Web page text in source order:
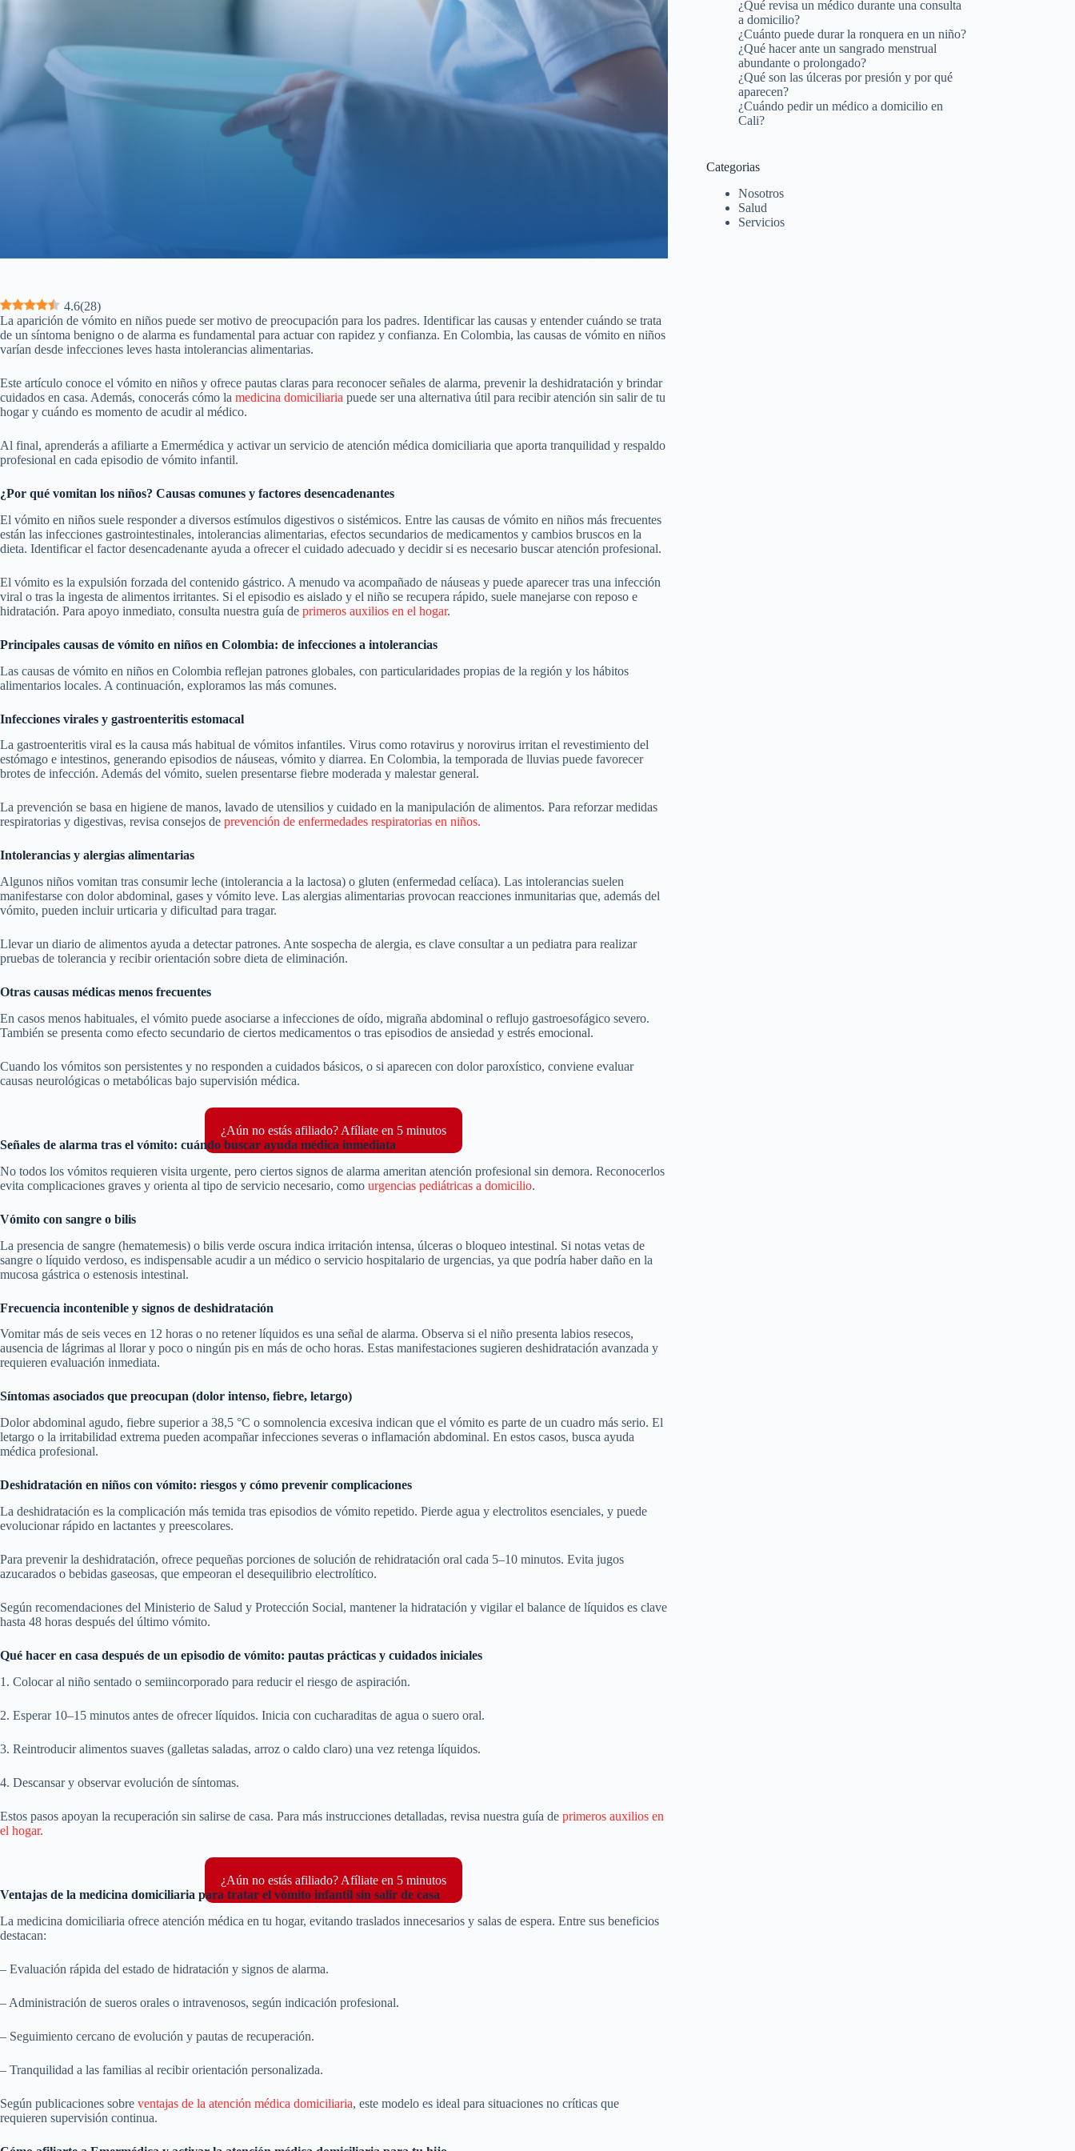
4.6(28)
La aparición de vómito en niños puede ser motivo de preocupación para los padres. Identificar las causas y entender cuándo se trata
de un síntoma benigno o de alarma es fundamental para actuar con rapidez y confianza. En Colombia, las causas de vómito en niños
varían desde infecciones leves hasta intolerancias alimentarias.
Este artículo conoce el vómito en niños y ofrece pautas claras para reconocer señales de alarma, prevenir la deshidratación y brindar
cuidados en casa. Además, conocerás cómo la medicina domiciliaria puede ser una alternativa útil para recibir atención sin salir de tu
hogar y cuándo es momento de acudir al médico.
Al final, aprenderás a afiliarte a Emermédica y activar un servicio de atención médica domiciliaria que aporta tranquilidad y respaldo
profesional en cada episodio de vómito infantil.
¿Por qué vomitan los niños? Causas comunes y factores desencadenantes
El vómito en niños suele responder a diversos estímulos digestivos o sistémicos. Entre las causas de vómito en niños más frecuentes
están las infecciones gastrointestinales, intolerancias alimentarias, efectos secundarios de medicamentos y cambios bruscos en la
dieta. Identificar el factor desencadenante ayuda a ofrecer el cuidado adecuado y decidir si es necesario buscar atención profesional.
El vómito es la expulsión forzada del contenido gástrico. A menudo va acompañado de náuseas y puede aparecer tras una infección
viral o tras la ingesta de alimentos irritantes. Si el episodio es aislado y el niño se recupera rápido, suele manejarse con reposo e
hidratación. Para apoyo inmediato, consulta nuestra guía de primeros auxilios en el hogar.
Principales causas de vómito en niños en Colombia: de infecciones a intolerancias
Las causas de vómito en niños en Colombia reflejan patrones globales, con particularidades propias de la región y los hábitos
alimentarios locales. A continuación, exploramos las más comunes.
Infecciones virales y gastroenteritis estomacal
La gastroenteritis viral es la causa más habitual de vómitos infantiles. Virus como rotavirus y norovirus irritan el revestimiento del
estómago e intestinos, generando episodios de náuseas, vómito y diarrea. En Colombia, la temporada de lluvias puede favorecer
brotes de infección. Además del vómito, suelen presentarse fiebre moderada y malestar general.
La prevención se basa en higiene de manos, lavado de utensilios y cuidado en la manipulación de alimentos. Para reforzar medidas
respiratorias y digestivas, revisa consejos de prevención de enfermedades respiratorias en niños.
Intolerancias y alergias alimentarias
Algunos niños vomitan tras consumir leche (intolerancia a la lactosa) o gluten (enfermedad celíaca). Las intolerancias suelen
manifestarse con dolor abdominal, gases y vómito leve. Las alergias alimentarias provocan reacciones inmunitarias que, además del
vómito, pueden incluir urticaria y dificultad para tragar.
Llevar un diario de alimentos ayuda a detectar patrones. Ante sospecha de alergia, es clave consultar a un pediatra para realizar
pruebas de tolerancia y recibir orientación sobre dieta de eliminación.
Otras causas médicas menos frecuentes
En casos menos habituales, el vómito puede asociarse a infecciones de oído, migraña abdominal o reflujo gastroesofágico severo.
También se presenta como efecto secundario de ciertos medicamentos o tras episodios de ansiedad y estrés emocional.
Cuando los vómitos son persistentes y no responden a cuidados básicos, o si aparecen con dolor paroxístico, conviene evaluar
causas neurológicas o metabólicas bajo supervisión médica.
¿Aún no estás afiliado? Afíliate en 5 minutos
Señales de alarma tras el vómito: cuándo buscar ayuda médica inmediata
No todos los vómitos requieren visita urgente, pero ciertos signos de alarma ameritan atención profesional sin demora. Reconocerlos
evita complicaciones graves y orienta al tipo de servicio necesario, como urgencias pediátricas a domicilio.
Vómito con sangre o bilis
La presencia de sangre (hematemesis) o bilis verde oscura indica irritación intensa, úlceras o bloqueo intestinal. Si notas vetas de
sangre o líquido verdoso, es indispensable acudir a un médico o servicio hospitalario de urgencias, ya que podría haber daño en la
mucosa gástrica o estenosis intestinal.
Frecuencia incontenible y signos de deshidratación
Vomitar más de seis veces en 12 horas o no retener líquidos es una señal de alarma. Observa si el niño presenta labios resecos,
ausencia de lágrimas al llorar y poco o ningún pis en más de ocho horas. Estas manifestaciones sugieren deshidratación avanzada y
requieren evaluación inmediata.
Síntomas asociados que preocupan (dolor intenso, fiebre, letargo)
Dolor abdominal agudo, fiebre superior a 38,5 °C o somnolencia excesiva indican que el vómito es parte de un cuadro más serio. El
letargo o la irritabilidad extrema pueden acompañar infecciones severas o inflamación abdominal. En estos casos, busca ayuda
médica profesional.
Deshidratación en niños con vómito: riesgos y cómo prevenir complicaciones
La deshidratación es la complicación más temida tras episodios de vómito repetido. Pierde agua y electrolitos esenciales, y puede
evolucionar rápido en lactantes y preescolares.
Para prevenir la deshidratación, ofrece pequeñas porciones de solución de rehidratación oral cada 5–10 minutos. Evita jugos
azucarados o bebidas gaseosas, que empeoran el desequilibrio electrolítico.
Según recomendaciones del Ministerio de Salud y Protección Social, mantener la hidratación y vigilar el balance de líquidos es clave
hasta 48 horas después del último vómito.
Qué hacer en casa después de un episodio de vómito: pautas prácticas y cuidados iniciales
1. Colocar al niño sentado o semiincorporado para reducir el riesgo de aspiración.
2. Esperar 10–15 minutos antes de ofrecer líquidos. Inicia con cucharaditas de agua o suero oral.
3. Reintroducir alimentos suaves (galletas saladas, arroz o caldo claro) una vez retenga líquidos.
4. Descansar y observar evolución de síntomas.
Estos pasos apoyan la recuperación sin salirse de casa. Para más instrucciones detalladas, revisa nuestra guía de primeros auxilios en
el hogar.
¿Aún no estás afiliado? Afíliate en 5 minutos
Ventajas de la medicina domiciliaria para tratar el vómito infantil sin salir de casa
La medicina domiciliaria ofrece atención médica en tu hogar, evitando traslados innecesarios y salas de espera. Entre sus beneficios
destacan:
– Evaluación rápida del estado de hidratación y signos de alarma.
– Administración de sueros orales o intravenosos, según indicación profesional.
– Seguimiento cercano de evolución y pautas de recuperación.
– Tranquilidad a las familias al recibir orientación personalizada.
Según publicaciones sobre ventajas de la atención médica domiciliaria, este modelo es ideal para situaciones no críticas que
requieren supervisión continua.
¿Qué revisa un médico durante una consulta
a domicilio?
¿Cuánto puede durar la ronquera en un niño?
¿Qué hacer ante un sangrado menstrual
abundante o prolongado?
¿Qué son las úlceras por presión y por qué
aparecen?
¿Cuándo pedir un médico a domicilio en
Cali?
Categorias
Nosotros
Salud
Servicios